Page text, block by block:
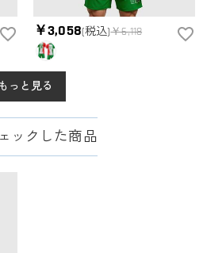
￥3,058(税込)￥6,118
もっと見る
ックした商品